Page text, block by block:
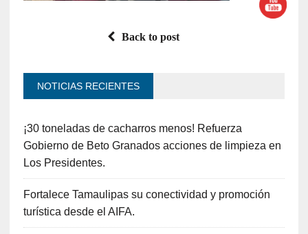
Back to post
NOTICIAS RECIENTES
¡30 toneladas de cacharros menos! Refuerza
Gobierno de Beto Granados acciones de limpieza en
Los Presidentes.
Fortalece Tamaulipas su conectividad y promoción
turística desde el AIFA.